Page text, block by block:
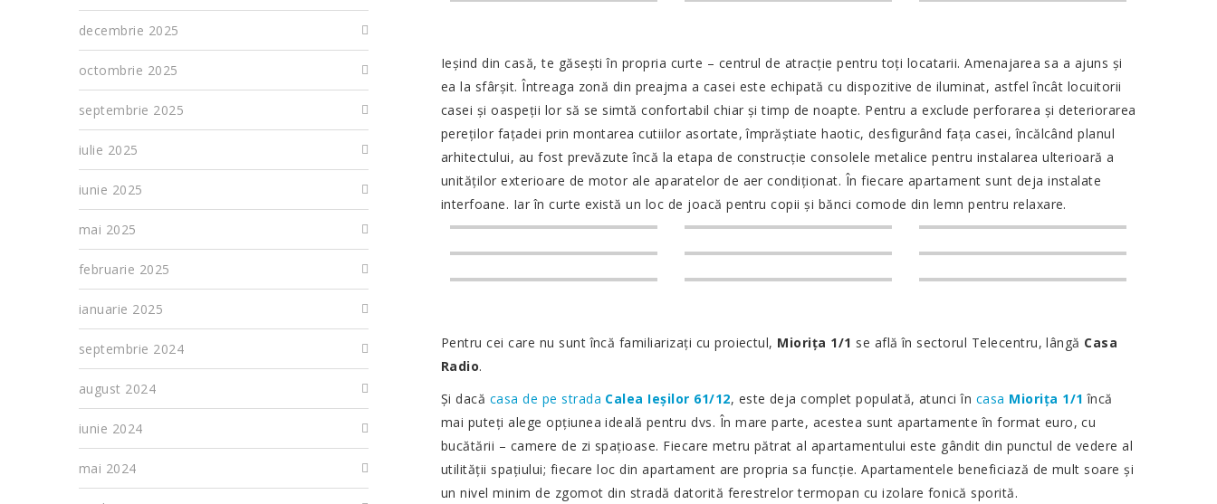
decembrie 2025
octombrie 2025
septembrie 2025
iulie 2025
iunie 2025
mai 2025
februarie 2025
ianuarie 2025
septembrie 2024
august 2024
iunie 2024
mai 2024
Ieșind din casă, te găsești în propria curte – centrul de atracție pentru toți locatarii. Amenajarea sa a ajuns și
ea la sfârșit. Întreaga zonă din preajma a casei este echipată cu dispozitive de iluminat, astfel încât locuitorii
casei și oaspeții lor să se simtă confortabil chiar și timp de noapte. Pentru a exclude perforarea și deteriorarea
pereților fațadei prin montarea cutiilor asortate, împrăștiate haotic, desfigurând fața casei, încălcând planul
arhitectului, au fost prevăzute încă la etapa de construcție consolele metalice pentru instalarea ulterioară a
unităților exterioare de motor ale aparatelor de aer condiționat. În fiecare apartament sunt deja instalate
interfoane. Iar în curte există un loc de joacă pentru copii și bănci comode din lemn pentru relaxare.
Pentru cei care nu sunt încă familiarizați cu proiectul, Miorița 1/1 se află în sectorul Telecentru, lângă Casa
Radio.
Și dacă casa de pe strada Calea Ieșilor 61/12, este deja complet populată, atunci în casa Miorița 1/1 încă
mai puteți alege opțiunea ideală pentru dvs. În mare parte, acestea sunt apartamente în format euro, cu
bucătării – camere de zi spațioase. Fiecare metru pătrat al apartamentului este gândit din punctul de vedere al
utilității spațiului; fiecare loc din apartament are propria sa funcție. Apartamentele beneficiază de mult soare și
un nivel minim de zgomot din stradă datorită ferestrelor termopan cu izolare fonică sporită.